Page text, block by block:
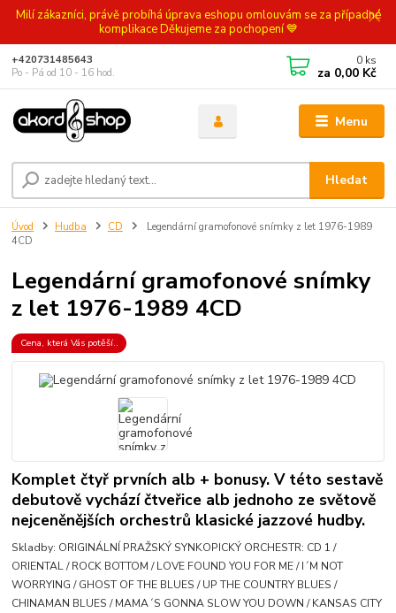
Milí zákazníci, právě probíhá úprava eshopu omlouvám se za případné
komplikace Děkujeme za pochopení 💙
Menu
Hledat
+420731485643
Po - Pá od 10 - 16 hod.
0 ks
za 0,00 Kč
Úvod Hudba CD
Legendární gramofonové snímky z let 1976-1989
4CD
Legendární gramofonové snímky
z let 1976-1989 4CD
Cena, která Vás potěší..
Komplet čtyř prvních alb + bonusy. V této sestavě
debutově vychází čtveřice alb jednoho ze světově
nejceněnějších orchestrů klasické jazzové hudby.
Skladby: ORIGINÁLNÍ PRAŽSKÝ SYNKOPICKÝ ORCHESTR: CD 1 /
ORIENTAL / ROCK BOTTOM / LOVE FOUND YOU FOR ME / I´M NOT
WORRYING / GHOST OF THE BLUES / UP THE COUNTRY BLUES /
CHINAMAN BLUES / MAMA´S GONNA SLOW YOU DOWN / KANSAS CITY